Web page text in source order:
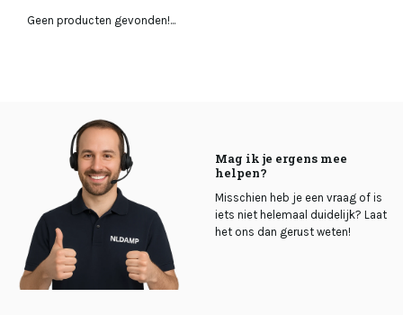
Geen producten gevonden!...
Mag ik je ergens mee
helpen?
Misschien heb je een vraag of is
iets niet helemaal duidelijk? Laat
het ons dan gerust weten!